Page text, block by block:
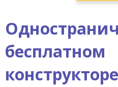
бесплатном